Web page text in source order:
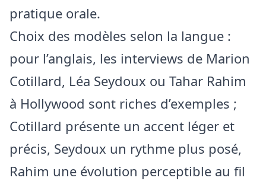
pratique orale.
Choix des modèles selon la langue :
pour l’anglais, les interviews de Marion
Cotillard, Léa Seydoux ou Tahar Rahim
à Hollywood sont riches d’exemples ;
Cotillard présente un accent léger et
précis, Seydoux un rythme plus posé,
Rahim une évolution perceptible au fil